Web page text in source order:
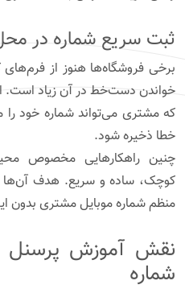
ثبت سریع شماره در
برخی فروشگاه‌ها هنوز از
خواندن دست‌خط در آن زیاد است.
که مشتری می‌تواند شماره خود را
خطا ذخیره شود.
چنین راهکارهایی مخصوص
کوچک، ساده و سریع. هدف
منظم شماره موبایل مشتری بدون
نقش آموزش پرسنل
شماره